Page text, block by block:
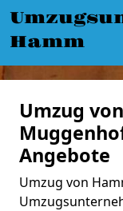
Hamm
Umzug
Angebote
Umzug von